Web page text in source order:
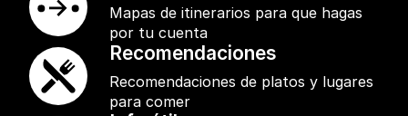
Mapas de itinerarios para que hagas
por tu cuenta
Recomendaciones
Recomendaciones de platos y lugares
para comer